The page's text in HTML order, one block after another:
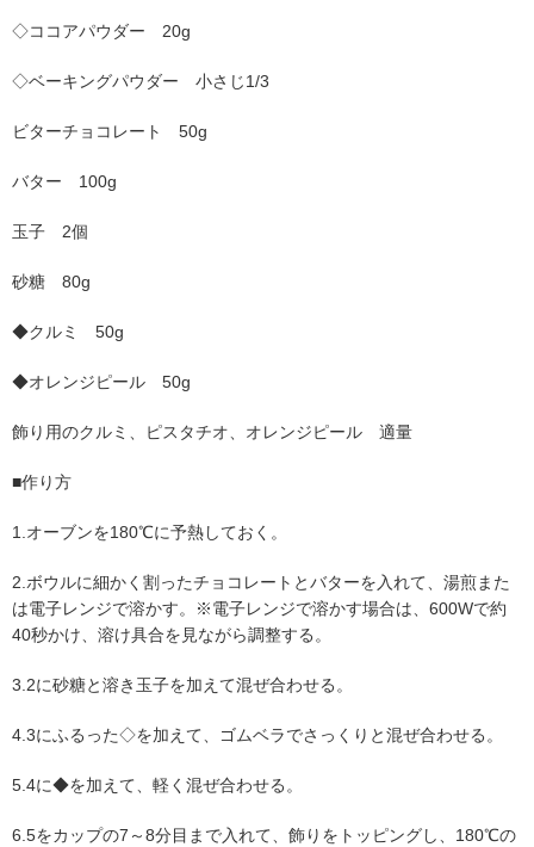
◇ココアパウダー 20g
◇ベーキングパウダー 小さじ1/3
ビターチョコレート 50g
バター 100g
玉子 2個
砂糖 80g
◆クルミ 50g
◆オレンジピール 50g
飾り用のクルミ、ピスタチオ、オレンジピール 適量
■作り方
1.オーブンを180℃に予熱しておく。
2.ボウルに細かく割ったチョコレートとバターを入れて、湯煎また
は電子レンジで溶かす。※電子レンジで溶かす場合は、600Wで約
40秒かけ、溶け具合を見ながら調整する。
3.2に砂糖と溶き玉子を加えて混ぜ合わせる。
4.3にふるった◇を加えて、ゴムベラでさっくりと混ぜ合わせる。
5.4に◆を加えて、軽く混ぜ合わせる。
6.5をカップの7～8分目まで入れて、飾りをトッピングし、180℃の